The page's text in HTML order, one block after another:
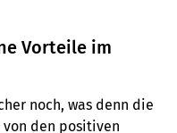
Vorteile im
noch, was denn die
den positiven